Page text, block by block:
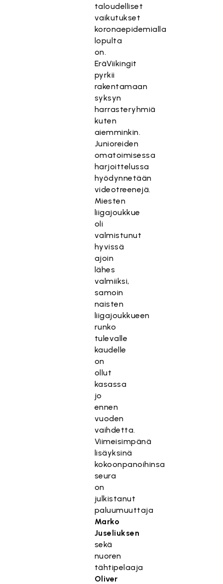
taloudelliset
vaikutukset
koronaepidemialla
lopulta
on.
EräViikingit
pyrkii
rakentamaan
syksyn
harrasteryhmiä
kuten
aiemminkin.
Junioreiden
omatoimisessa
harjoittelussa
hyödynnetään
videotreenejä.
Miesten
liigajoukkue
oli
valmistunut
hyvissä
ajoin
lähes
valmiiksi,
samoin
naisten
liigajoukkueen
runko
tulevalle
kaudelle
on
ollut
kasassa
jo
ennen
vuoden
vaihdetta.
Viimeisimpänä
lisäyksinä
kokoonpanoihinsa
seura
on
julkistanut
paluumuuttaja
Marko
Juseliuksen
sekä
nuoren
tähtipelaaja
Oliver